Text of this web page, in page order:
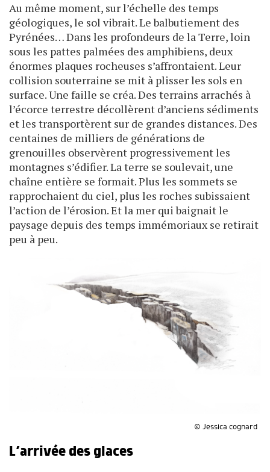
Au même moment, sur l’échelle des temps
géologiques, le sol vibrait. Le balbutiement des
Pyrénées… Dans les profondeurs de la Terre, loin
sous les pattes palmées des amphibiens, deux
énormes plaques rocheuses s’affrontaient. Leur
collision souterraine se mit à plisser les sols en
surface. Une faille se créa. Des terrains arrachés à
l’écorce terrestre décollèrent d’anciens sédiments
et les transportèrent sur de grandes distances. Des
centaines de milliers de générations de
grenouilles observèrent progressivement les
montagnes s’édifier. La terre se soulevait, une
chaîne entière se formait. Plus les sommets se
rapprochaient du ciel, plus les roches subissaient
l’action de l’érosion. Et la mer qui baignait le
paysage depuis des temps immémoriaux se retirait
peu à peu.
© Jessica cognard
L’arrivée des glaces